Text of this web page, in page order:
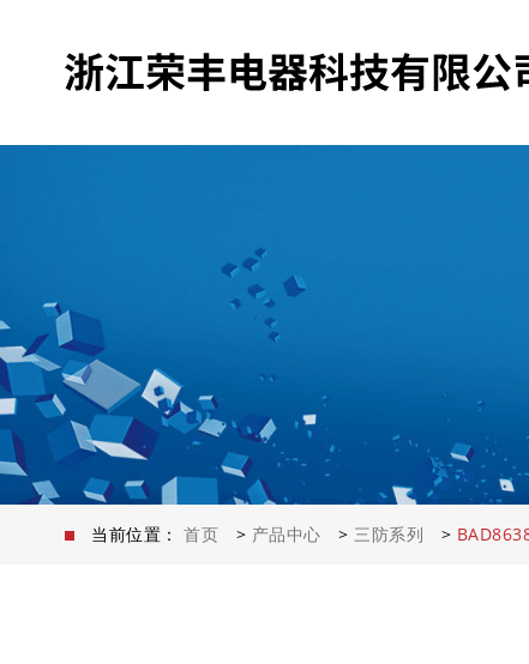
当前位置： 首页 > 产品中心 > 三防系列 >